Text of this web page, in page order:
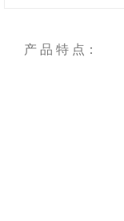
产 品 特 点：